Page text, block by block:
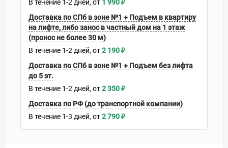
В течение 1-2 дней 1 990₽
Доставка по СПб в зоне №1 + Подъем в квартиру
на лифте, либо занос в частный дом на 1 этаж
(пронос не более 30 м)
В течение 1-2 дней 2 190₽
Доставка по СПб в зоне №1 + Подъем без лифта
до 5 эт.
В течение 1-2 дней 2 350₽
Доставка по РФ (до транспортной компании)
В течение 1-3 дней 2 790₽